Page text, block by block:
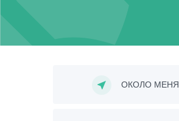
ОКОЛО МЕНЯ